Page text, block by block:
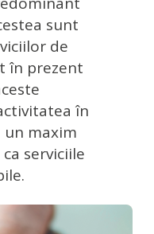
sunt
de
în prezent
în
maxim
serviciile